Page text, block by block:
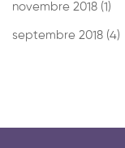
novembre 2018 (1)
septembre 2018 (4)